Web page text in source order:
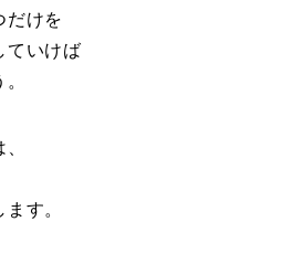
だけを
ていけば
す。